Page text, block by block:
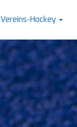
Vereins-Hockey